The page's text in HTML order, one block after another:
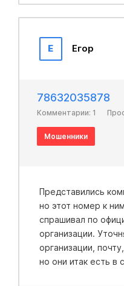
Е Егор
78632035878
Комментарии: 1
Мошенники
Представились
но этот номер к
спрашивал по
организации.
организации,
но они итак есть в